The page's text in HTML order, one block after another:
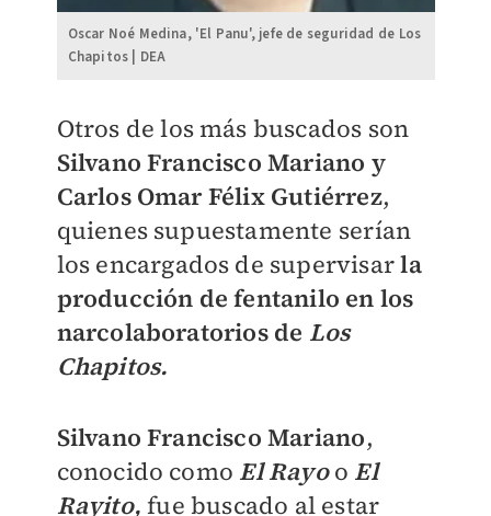
Oscar Noé Medina, 'El Panu', jefe de seguridad de Los
Chapitos | DEA
Otros de los más buscados son
Silvano Francisco Mariano y
Carlos Omar Félix Gutiérrez,
quienes supuestamente serían
los encargados de supervisarla
producción de fentanilo en los
narcolaboratorios de Los
Chapitos.
Silvano Francisco Mariano,
conocido como El Rayoo El
Rayito, fue buscado al estar